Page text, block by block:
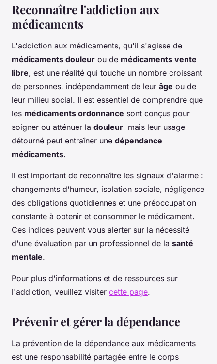
Reconnaître l'addiction aux
médicaments
L'addiction aux médicaments, qu'il s'agisse de
médicaments douleur ou de médicaments vente
libre, est une réalité qui touche un nombre croissant
de personnes, indépendamment de leur âge ou de
leur milieu social. Il est essentiel de comprendre que
les médicaments ordonnance sont conçus pour
soigner ou atténuer la douleur, mais leur usage
détourné peut entraîner une dépendance
médicaments.
Il est important de reconnaître les signaux d'alarme :
changements d'humeur, isolation sociale, négligence
des obligations quotidiennes et une préoccupation
constante à obtenir et consommer le médicament.
Ces indices peuvent vous alerter sur la nécessité
d'une évaluation par un professionnel de la santé
mentale.
Pour plus d'informations et de ressources sur
l'addiction, veuillez visiter cette page.
Prévenir et gérer la dépendance
La prévention de la dépendance aux médicaments
est une responsabilité partagée entre le corps